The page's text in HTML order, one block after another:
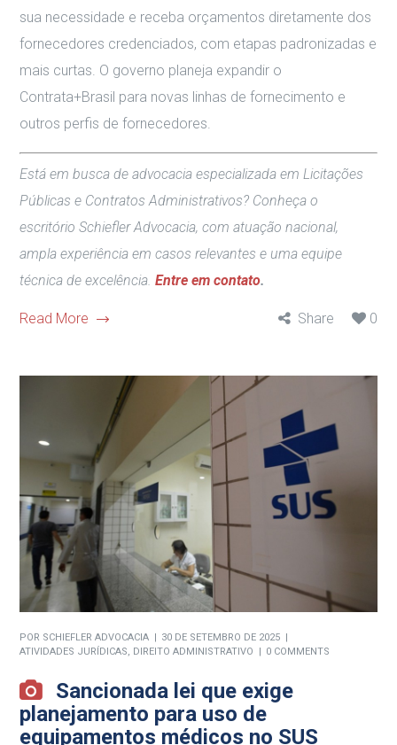
sua necessidade e receba orçamentos diretamente dos
fornecedores credenciados, com etapas padronizadas e
mais curtas. O governo planeja expandir o
Contrata+Brasil para novas linhas de fornecimento e
outros perfis de fornecedores.
Está em busca de advocacia especializada em Licitações
Públicas e Contratos Administrativos? Conheça o
escritório Schiefler Advocacia, com atuação nacional,
ampla experiência em casos relevantes e uma equipe
técnica de excelência.Entre em contato.
Read More Share 0
POR SCHIEFLER ADVOCACIA
30 DE SETEMBRO DE 2025
ATIVIDADES JURÍDICAS, DIREITO ADMINISTRATIVO 0 COMMENTS
Sancionada lei que exige
planejamento para uso de
equipamentos médicos no SUS